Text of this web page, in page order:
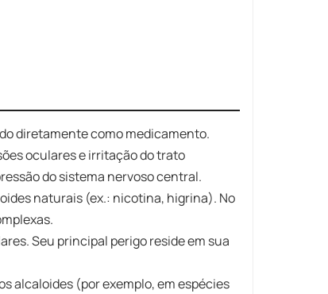
diretamente como medicamento.
oculares e irritação do trato
do sistema nervoso central.
naturais (ex.: nicotina, higrina). No
Seu principal perigo reside em sua
alcaloides (por exemplo, em espécies